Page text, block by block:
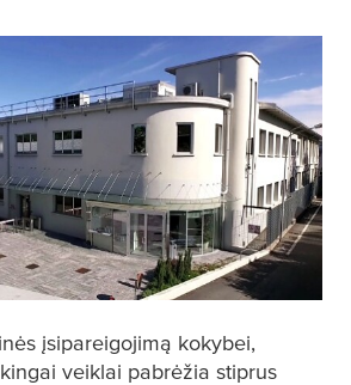
įsipareigojimą kokybei,
veiklai pabrėžia stiprus